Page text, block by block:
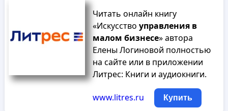
Читать онлайн книгу
«Искусство управления в
малом бизнесе» автора
Елены Логиновой полностью
на сайте или в приложении
Литрес: Книги и аудиокниги.
www.litres.ru Купить